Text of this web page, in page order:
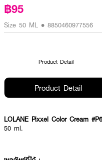
฿95
Size 50 ML • 8850460977556
Product Detail
Product Detail
LOLANE Pixxel Color Cream
50 ml.